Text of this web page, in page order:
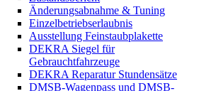
Änderungsabnahme & Tuning
Einzelbetriebserlaubnis
Ausstellung Feinstaubplakette
DEKRA Siegel für
Gebrauchtfahrzeuge
DEKRA Reparatur Stundensätze
DMSB-Wagenpass und DMSB-